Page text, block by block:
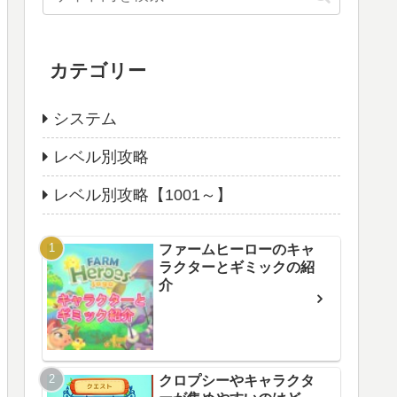
カテゴリー
システム
レベル別攻略
レベル別攻略【1001～】
ファームヒーローのキャ
ラクターとギミックの紹
介
クロプシーやキャラクタ